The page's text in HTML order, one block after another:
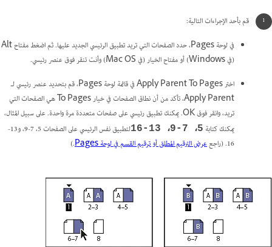
قم بأحد الإجراءات التالية:
في لوحة Pages، حدد الصفحات التي تريد تطبيق الرئيسي الجديد عليها. ثم اضغط مفتاح Alt
(في Windows) أو مفتاح الخيار (في Mac OS) وأنت تنقر فوق عنصر رئيسي.
اختر Apply Parent To Pages في قائمة لوحة Pages، قم بتحديد عنصر رئيسي لـ
Apply Parent، تأكد من أن نطاق الصفحات في خيار To Pages هي الصفحات التي
تريد، وانقر فوق OK. يمكنك تطبيق رئيسي على صفحات متعددة مرة واحدة. على سبيل المثال،
يمكنك كتابة 5، 7-9، 13-16
لتطبيق نفس الرئيسي على الصفحات 5، 7-9، و13-
16. (راجع
عرض الترقيم المطلق أو ترقيم القسم في لوحة Pages .)